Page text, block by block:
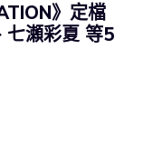
》定檔
瀬彩夏 等5